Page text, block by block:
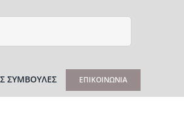
ΣΥΜΒΟΥΛΈΣ ΕΠΙΚΟΙΝΩΝΊΑ